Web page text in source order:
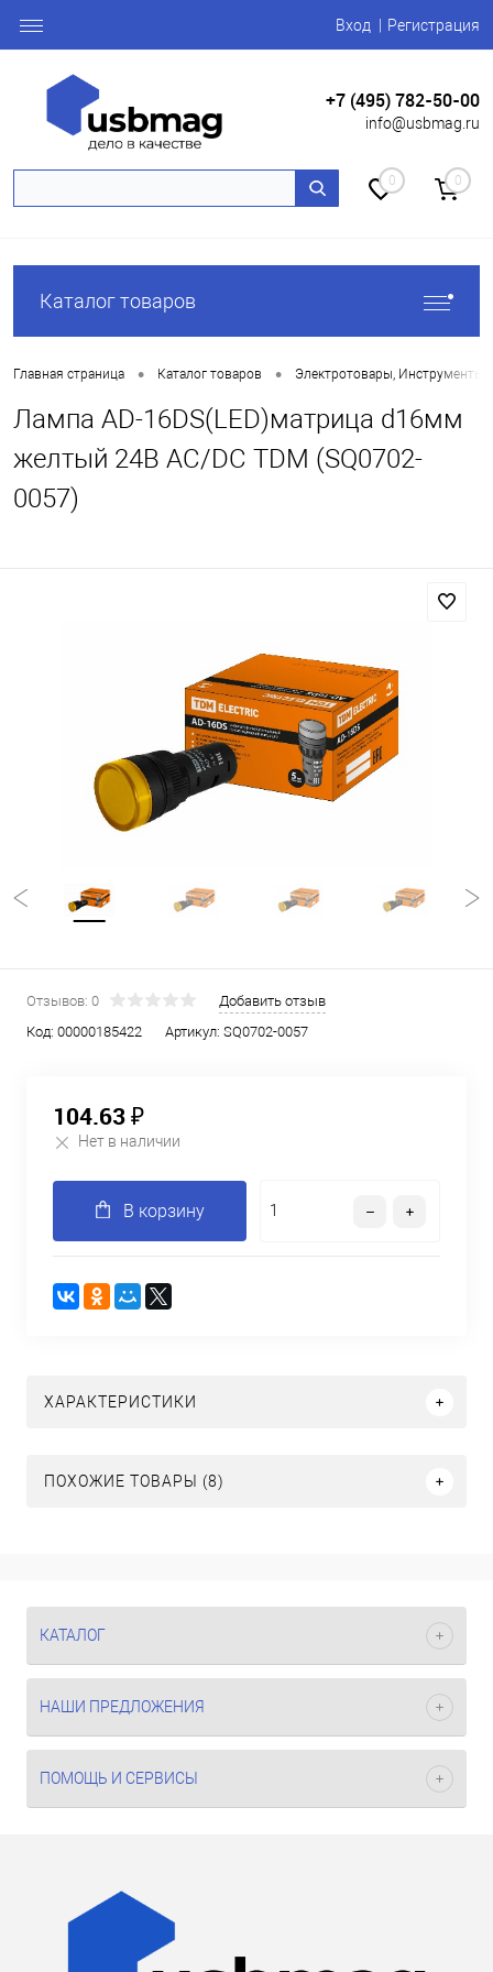
Вход Регистрация
+7 (495) 782-50-00
info@usbmag.ru
0 0
Каталог товаров
Главная страница • Каталог товаров • Электротовары, Инструменты
Лампа AD-16DS(LED)матрица d16мм
желтый 24В AC/DC TDM (SQ0702-
0057)
Отзывов: 0
Добавить отзыв
Код: 00000185422 Артикул: SQ0702-0057
104.63 ₽
Нет в наличии
В корзину
ХАРАКТЕРИСТИКИ
ПОХОЖИЕ ТОВАРЫ (8)
КАТАЛОГ
НАШИ ПРЕДЛОЖЕНИЯ
ПОМОЩЬ И СЕРВИСЫ